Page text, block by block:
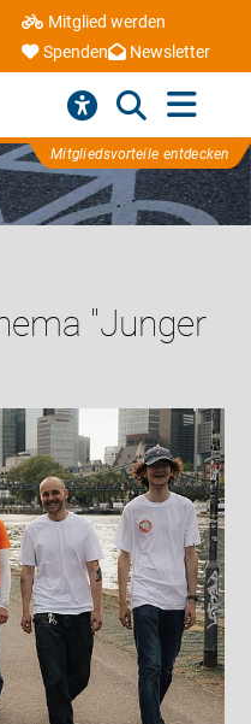
Mitglied werden
Spenden
Newsletter
Mitgliedsvorteile entdecken
"Junger